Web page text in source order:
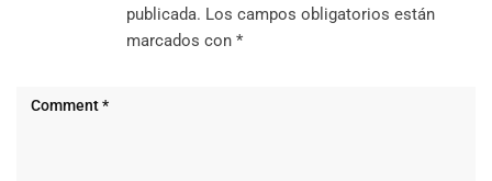
publicada. Los campos obligatorios están
marcados con *